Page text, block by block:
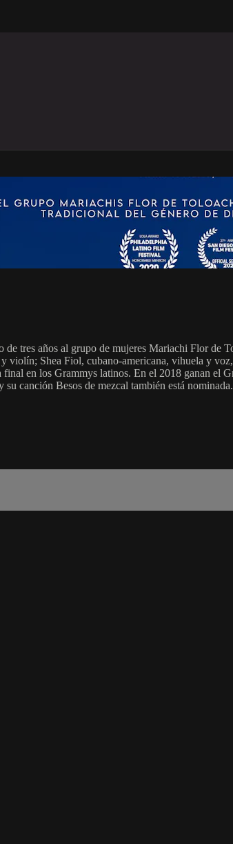
tres años al grupo de mujeres Mariachi Flor de
violín; Shea Fiol, cubano-americana, vihuela y
en los Grammys latinos. En el 2018 ganan el
canción Besos de mezcal también está nominada.